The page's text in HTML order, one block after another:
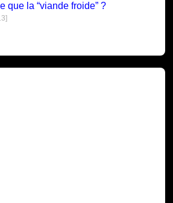
que la “viande froide” ?